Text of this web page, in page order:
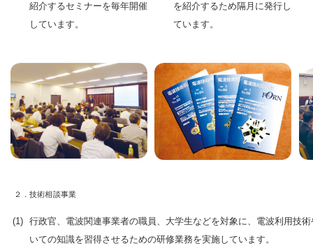
紹介するセミナーを毎年開催
しています。
を紹介するため隔月に発行し
ています。
２．技術相談事業
(1) 行政官、電波関連事業者の職員、大学生などを対象に、電波利用技
いての知識を習得させるための研修業務を実施しています。